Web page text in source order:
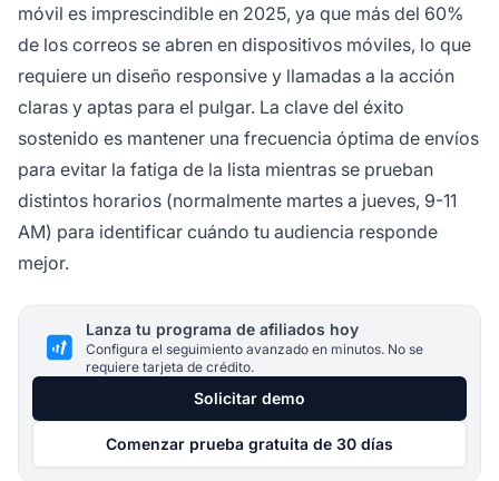
móvil es imprescindible en 2025, ya que más del 60%
de los correos se abren en dispositivos móviles, lo que
requiere un diseño responsive y llamadas a la acción
claras y aptas para el pulgar. La clave del éxito
sostenido es mantener una frecuencia óptima de envíos
para evitar la fatiga de la lista mientras se prueban
distintos horarios (normalmente martes a jueves, 9-11
AM) para identificar cuándo tu audiencia responde
mejor.
Lanza tu programa de afiliados hoy
Configura el seguimiento avanzado en minutos. No se
requiere tarjeta de crédito.
Solicitar demo
Comenzar prueba gratuita de 30 días